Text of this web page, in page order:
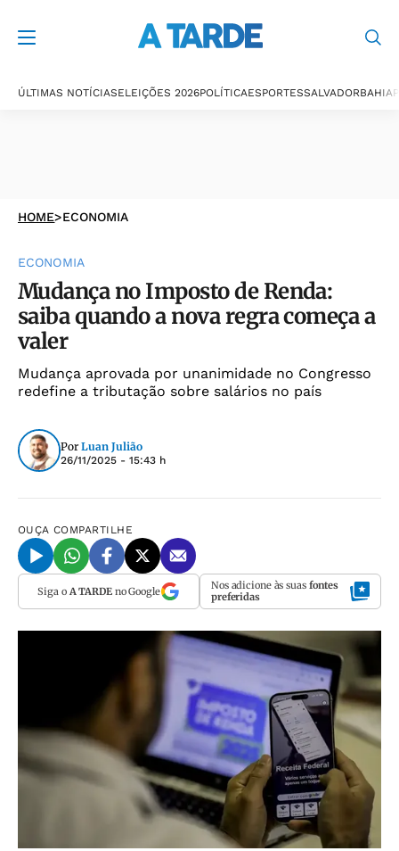
ÚLTIMAS NOTÍCIASELEIÇÕES 2026POLÍTICAESPORTESSALVADORBAHIA
HOME>ECONOMIA
ECONOMIA
Mudança no Imposto de Renda:
saiba quando a nova regra começa a
valer
Mudança aprovada por unanimidade no Congresso
redefine a tributação sobre salários no país
Por Luan Julião
26/11/2025 - 15:43 h
OUÇA COMPARTILHE
Siga o A TARDEno Google Nos adicione às suas fontes
preferidas